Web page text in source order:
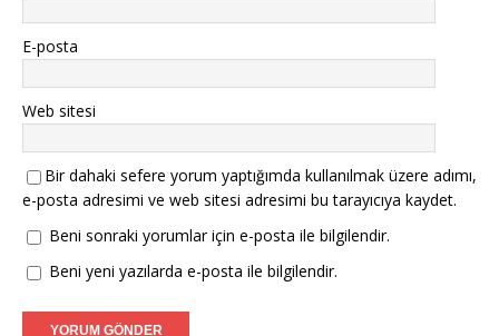
E-posta
Web sitesi
Bir dahaki sefere yorum yaptığımda kullanılmak üzere adımı,
e-posta adresimi ve web sitesi adresimi bu tarayıcıya kaydet.
Beni sonraki yorumlar için e-posta ile bilgilendir.
Beni yeni yazılarda e-posta ile bilgilendir.